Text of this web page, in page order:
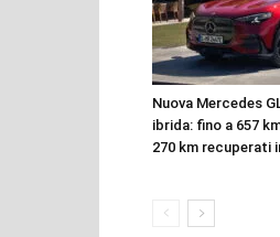
Nuova Mercedes
ibrida: fino a 657
270 km recuperati